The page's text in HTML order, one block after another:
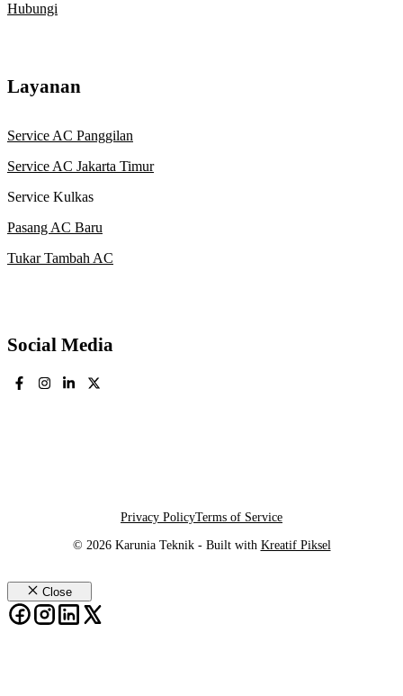
Hubungi
Layanan
Service AC Panggilan
Service AC Jakarta Timur
Service Kulkas
Pasang AC Baru
Tukar Tambah AC
Social Media
© 2026 Karunia Teknik - Built with Kreatif Piksel
Privacy PolicyTerms of Service
Close